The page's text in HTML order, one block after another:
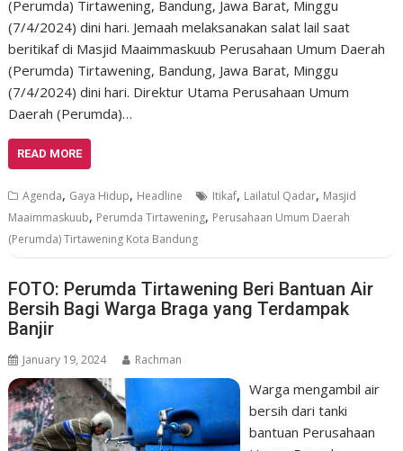
(Perumda) Tirtawening, Bandung, Jawa Barat, Minggu
(7/4/2024) dini hari. Jemaah melaksanakan salat lail saat
beritikaf di Masjid Maaimmaskuub Perusahaan Umum Daerah
(Perumda) Tirtawening, Bandung, Jawa Barat, Minggu
(7/4/2024) dini hari. Direktur Utama Perusahaan Umum
Daerah (Perumda)…
READ MORE
Agenda, Gaya Hidup, Headline Itikaf, Lailatul Qadar, Masjid
Maaimmaskuub, Perumda Tirtawening, Perusahaan Umum Daerah
(Perumda) Tirtawening Kota Bandung
FOTO: Perumda Tirtawening Beri Bantuan Air
Bersih Bagi Warga Braga yang Terdampak
Banjir
January 19, 2024 Rachman
Warga mengambil air
bersih dari tanki
bantuan Perusahaan